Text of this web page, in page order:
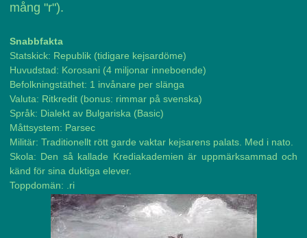
mång "r").
Snabbfakta
Statskick: Republik (tidigare kejsardöme)
Huvudstad: Korosani (4 miljonar inneboende)
Befolkningstäthet: 1 invånare per slänga
Valuta: Ritkredit (bonus: rimmar på svenska)
Språk: Dialekt av Bulgariska (Basic)
Måttsystem: Parsec
Militär: Traditionellt rött garde vaktar kejsarens palats. Med i nato.
Skola: Den så kallade Krediakademien är uppmärksammad och
känd för sina duktiga elever.
Toppdomän: .ri